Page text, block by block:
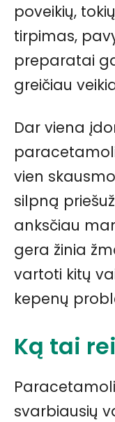
poveikių,
tirpimas,
preparatai
greičiau
Dar viena
vien
silpną
anksčiau
gera žinia
vartoti kitų
kepenų
Ką tai
svarbiausių